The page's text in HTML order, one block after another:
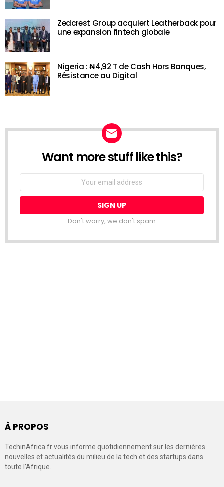
Zedcrest Group acquiert Leatherback pour
une expansion fintech globale
Nigeria : ₦4,92 T de Cash Hors Banques,
Résistance au Digital
NEWSLETTER
Want more stuff like this?
Don't worry, we don't spam
À PROPOS
TechinAfrica.fr vous informe quotidiennement sur les dernières
nouvelles et actualités du milieu de la tech et des startups dans
toute l’Afrique.